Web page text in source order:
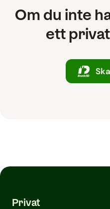
Om du inte
ett
Privat